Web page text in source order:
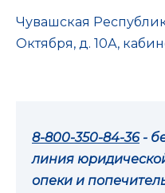
Чувашская
Октября, д. 10А,
8-800-350-84-36-
линия
опеки и